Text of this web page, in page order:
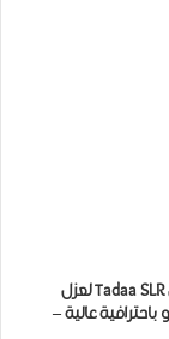
تحميل ﺗﻄﺒﻴﻖ Tadaa SLR لعزل
باحترافية عالية –